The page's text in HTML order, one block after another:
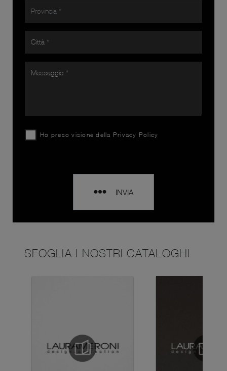
Ho preso visione della Privacy Policy
INVIA
SFOGLIA I NOSTRI CATALOGHI